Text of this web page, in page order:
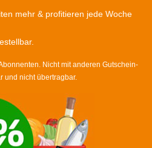
mehr & profitieren jede Woche
Nicht mit anderen Gutschein-
und nicht übertragbar.